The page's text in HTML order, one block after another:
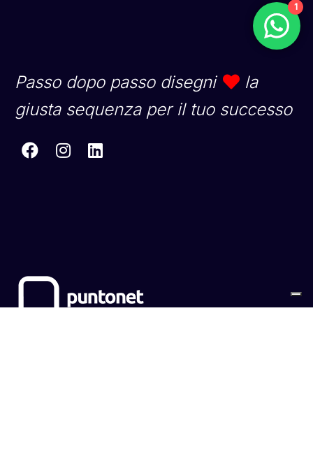
Passo dopo passo disegni
la
giusta sequenza per il tuo successo
1